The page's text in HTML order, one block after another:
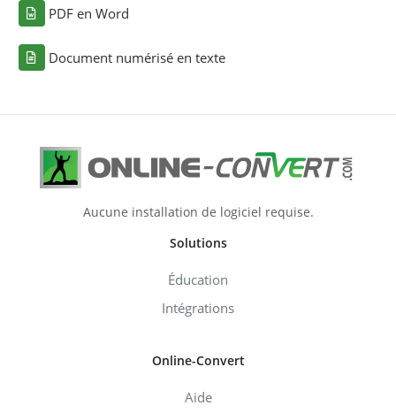
PDF en Word
Document numérisé en texte
Aucune installation de logiciel requise.
Solutions
Éducation
Intégrations
Online-Convert
Aide